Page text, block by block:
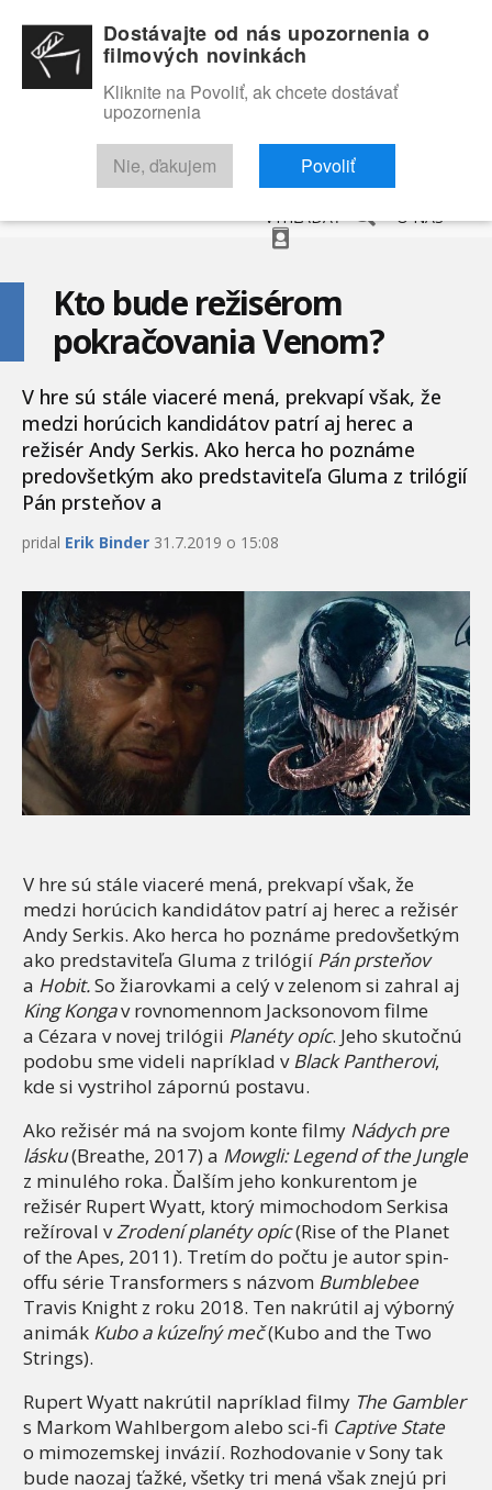
RECENZIE TRAILERY FILMOVÁ DATABÁZA
VYHĽADAŤ O NÁS
Kto bude režisérom
pokračovania Venom?
V hre sú stále viaceré mená, prekvapí však, že
medzi horúcich kandidátov patrí aj herec a
režisér Andy Serkis. Ako herca ho poznáme
predovšetkým ako predstaviteľa Gluma z trilógií
Pán prsteňov a
pridal Erik Binder 31.7.2019 o 15:08
V hre sú stále viaceré mená, prekvapí však, že
medzi horúcich kandidátov patrí aj herec a režisér
Andy Serkis. Ako herca ho poznáme predovšetkým
ako predstaviteľa Gluma z trilógií Pán prsteňov
a Hobit.So žiarovkami a celý v zelenom si zahral aj
King Kongav rovnomennom Jacksonovom filme
a Cézara v novej trilógii Planéty opíc. Jeho skutočnú
podobu sme videli napríklad vBlack Pantherovi,
kde si vystrihol zápornú postavu.
Ako režisér má na svojom konte filmy Nádych pre
lásku(Breathe, 2017) a Mowgli: Legend of the Jungle
z minulého roka. Ďalším jeho konkurentom je
režisér Rupert Wyatt, ktorý mimochodom Serkisa
režíroval vZrodení planéty opíc(Rise of the Planet
of the Apes, 2011). Tretím do počtu je autor spin-
offu série Transformers s názvom Bumblebee
Travis Knight z roku 2018. Ten nakrútil aj výborný
animák Kubo a kúzeľný meč(Kubo and the Two
Strings).
Rupert Wyatt nakrútil napríklad filmy The Gambler
s Markom Wahlbergom alebo sci-fi Captive State
o mimozemskej invázií. Rozhodovanie v Sony tak
bude naozaj ťažké, všetky tri mená však znejú pri
Dostávajte od nás upozornenia o
filmových novinkách
Kliknite na Povoliť, ak chcete dostávať
upozornenia
Nie, ďakujem Povoliť